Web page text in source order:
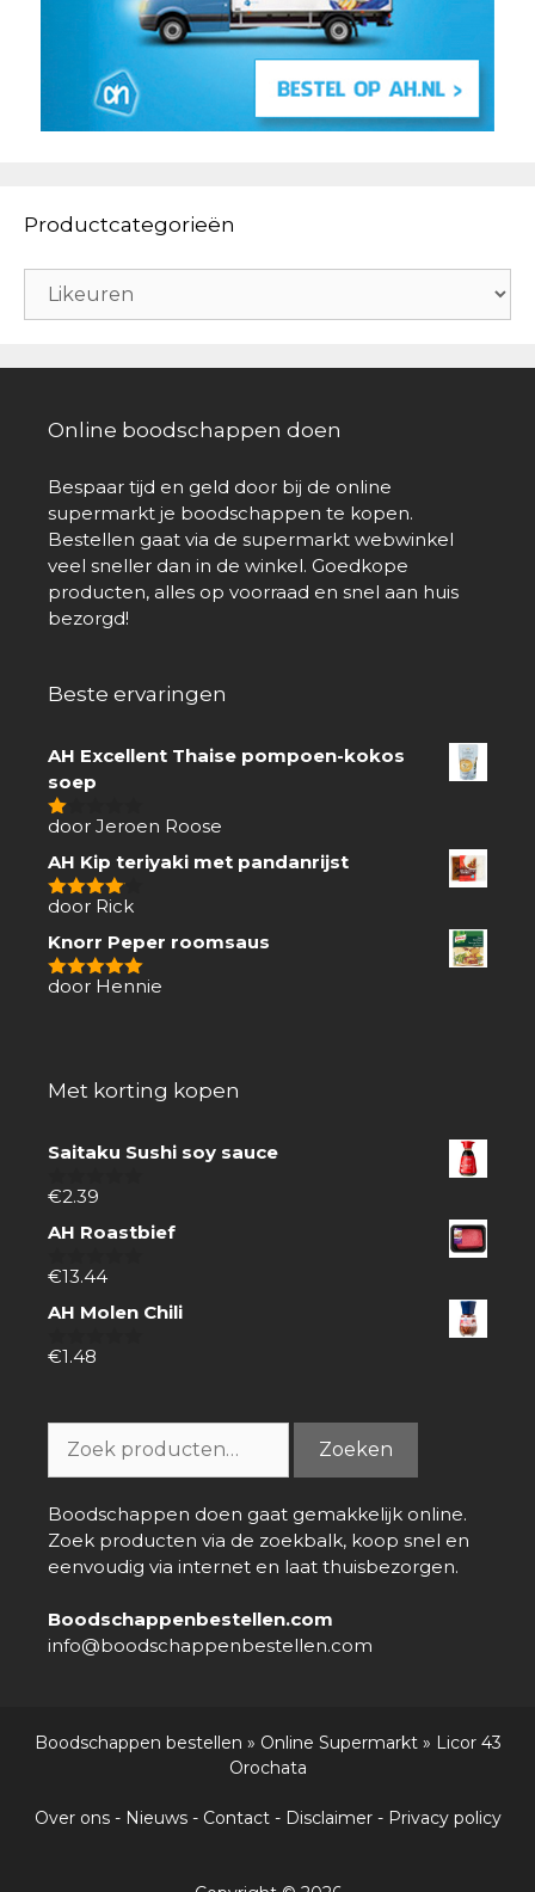
Productcategorieën
Online boodschappen doen
Bespaar tijd en geld door bij de online
supermarkt je boodschappen te kopen.
Bestellen gaat via de supermarkt webwinkel
veel sneller dan in de winkel. Goedkope
producten, alles op voorraad en snel aan huis
bezorgd!
Beste ervaringen
AH Excellent Thaise pompoen-kokos
soep
1
5
door Jeroen Roose
AH Kip teriyaki met pandanrijst
4van 5
door Rick
Knorr Peper roomsaus
5van 5
door Hennie
Met korting kopen
Saitaku Sushi soy sauce
0
5
€2.39
AH Roastbief
0
5
€13.44
AH Molen Chili
0
€1.48
naar:
Zoeken
Boodschappen doen gaat gemakkelijk online.
Zoek producten via de zoekbalk, koop snel en
eenvoudig via internet en laat thuisbezorgen.
Boodschappenbestellen.com
info@boodschappenbestellen.com
Boodschappen bestellen » Online Supermarkt» Licor 43
Orochata
Over ons- Nieuws- Contact- Disclaimer- Privacy policy